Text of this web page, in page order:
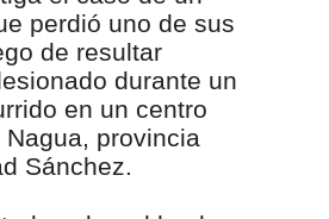
perdió uno de sus
de resultar
durante un
en un centro
provincia
Sánchez.